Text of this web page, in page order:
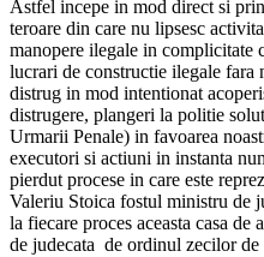
Astfel incepe in mod direct si
teroare din care nu lipsesc
manopere ilegale in complicitate
lucrari de constructie ilegale
distrug in mod intentionat
distrugere, plangeri la politie
Urmarii Penale) in favoarea
executori si actiuni in instanta
pierdut procese in care este
Valeriu Stoica fostul ministru de
la fiecare proces aceasta casa
de judecata de ordinul zecilor